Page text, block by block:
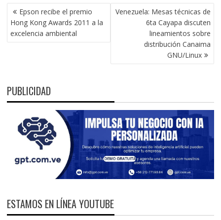
NAVEGACIÓN
DE
ENTRADAS
Epson recibe el premio
Hong Kong Awards 2011 a la
excelencia ambiental
Venezuela: Mesas técnicas de
6ta Cayapa discuten
lineamientos sobre
distribución Canaima
GNU/Linux
PUBLICIDAD
ESTAMOS EN LÍNEA YOUTUBE